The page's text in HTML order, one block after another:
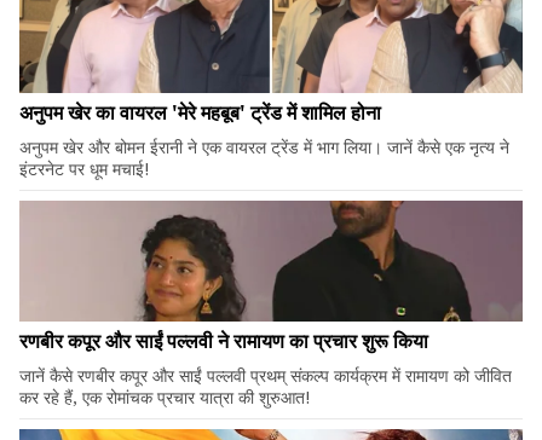
अनुपम खेर का वायरल 'मेरे महबूब' ट्रेंड में शामिल होना
अनुपम खेर और बोमन ईरानी ने एक वायरल ट्रेंड में भाग लिया। जानें कैसे एक नृत्य ने
इंटरनेट पर धूम मचाई!
रणबीर कपूर और साईं पल्लवी ने रामायण का प्रचार शुरू किया
जानें कैसे रणबीर कपूर और साईं पल्लवी प्रथम् संकल्प कार्यक्रम में रामायण को जीवित
कर रहे हैं, एक रोमांचक प्रचार यात्रा की शुरुआत!